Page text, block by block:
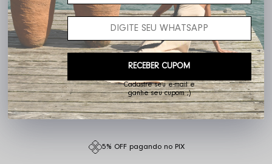
Não sei o meu CEP
5% OFF pagando no PIX
Cadastre seu e-mail e
ganhe seu cupom ;)
RECEBER CUPOM